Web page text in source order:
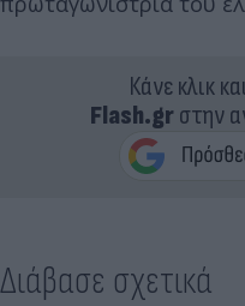
Κάνε κλικ
Flash.grστην
Διάβασε σχετικά